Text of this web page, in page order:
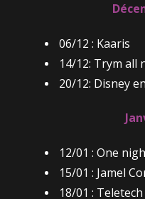
06/12 : Kaaris
14/12: Trym all
20/12: Disney
12/01 : One
15/01 : Jamel
18/01 : Teletech